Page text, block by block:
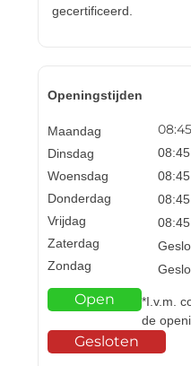
gecertificeerd.
Openingstijden
Maandag
Dinsdag
Woensdag
Donderdag
Vrijdag
Zaterdag
Zondag
08:45
08:45
08:45
08:45
08:45
Open
*I.v.m.
de
Gesloten